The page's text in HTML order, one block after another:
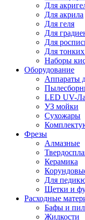
Для
Для акрила
Для геля
Для
Для
Для
Наборы
Оборудование
Аппараты
LED UV-
УЗ мойки
Сухожары
Фрезы
Алмазные
Керамика
Для
Щетки и
Расходные
Бафы и
Жидкости